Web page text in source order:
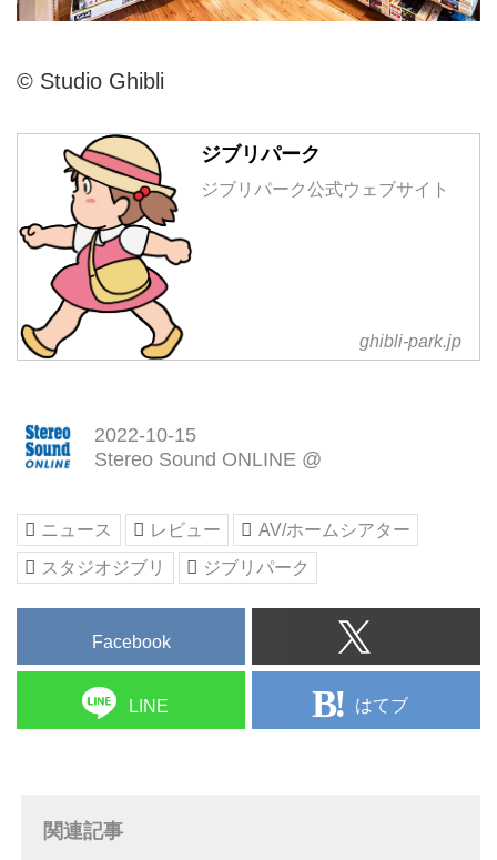
©️ Studio Ghibli
ジブリパーク
ジブリパーク公式ウェブサイト
ghibli-park.jp
2022-10-15
Stereo Sound ONLINE @
ニュース レビュー
AV/ホームシアター
スタジオジブリ
ジブリパーク
Facebook
LINE はてブ
関連記事